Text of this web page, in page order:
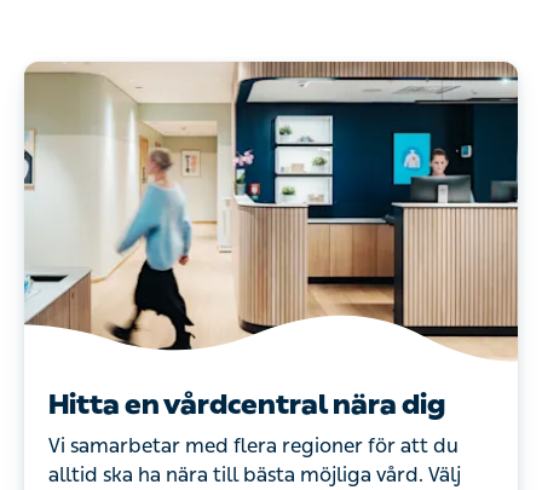
Hitta en vårdcentral nära dig
Vi samarbetar med flera regioner för att du
alltid ska ha nära till bästa möjliga vård. Välj